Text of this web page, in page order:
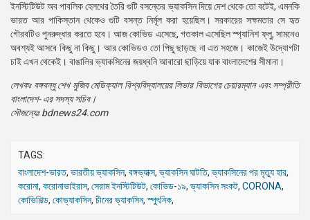
ইনস্টিটিউট অব পাবলিক হেলথের তৈরি গুটি বসন্তের ভ্যাকসিন দিয়ে দেশ থেকে তো বটেই, এমনকি
ভারত আর পাকিস্তান থেকেও গুটি বসন্ত নির্মূল করা হয়েছিল। সরকারের সক্ষমতার সে হৃত
গৌরবটিও পুনরুদ্ধার করতে হবে। আজ কোভিড এসেছে, গতকাল এসেছিল স্প্যানিশ ফ্লু, সামনেও
অবশ্যই আসবে কিছু না কিছু। আর কোভিডও তো পিছু ছাড়ছে না এত সহজে। কাজেই উদ্যোগটা
চাই এখন থেকেই। বাঙালির ভ্যাকসিনের জয়ধ্বনি আবারো ছাড়িয়ে যাক বাংলাদেশের সীমানা।
লেখকঃ বঙ্গবন্ধু শেখ মুজিব মেডিক্যাল বিশ্ববিদ্যালয়ের লিভার বিভাগের চেয়ারম্যান এবং সম্প্রীতি
বাংলাদেশ- এর সদস্য সচিব।
সৌজন্যেঃ bdnews24.com
TAGS:
বাংলাদেশ-ভারত, ভারতীয় ভ্যাকসিন, বঙ্গভ্যাক্স,ভ্যাকসিন ঘাটতি,ভ্যাকসিনের পর মৃত্যু হার,
করোনা, করোনাভাইরাস, সেরাম ইনস্টিটিউট, কোভিড-১৯,ভ্যাকসিন সংকট, CORONA,
কোভিশিল্ড, কোভ্যাকসিন, চীনের ভ্যাকসিন,স্পুৎনিক,